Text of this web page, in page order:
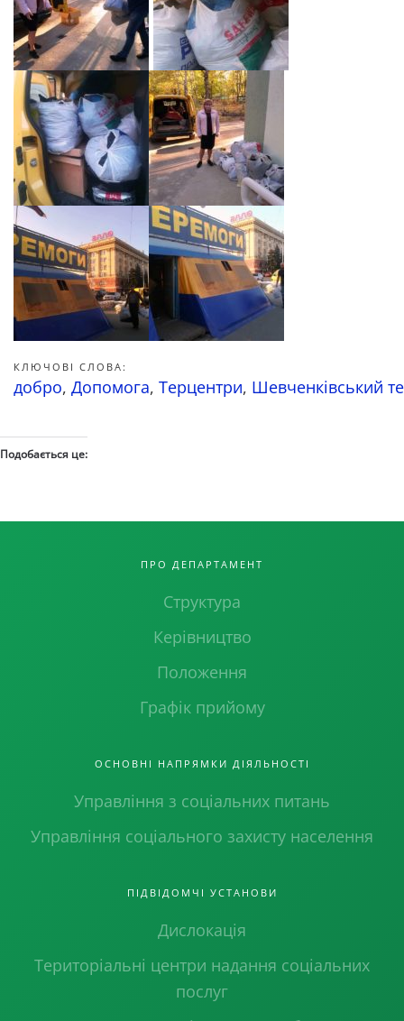
КЛЮЧОВІ СЛОВА:
добро, Допомога, Терцентри, Шевченківський
Подобається це:
ПРО ДЕПАРТАМЕНТ
Структура
Керівництво
Положення
Графік прийому
ОСНОВНІ НАПРЯМКИ ДІЯЛЬНОСТІ
Управління з соціальних питань
Управління соціального захисту населення
ПІДВІДОМЧІ УСТАНОВИ
Дислокація
Територіальні центри надання соціальних
послуг